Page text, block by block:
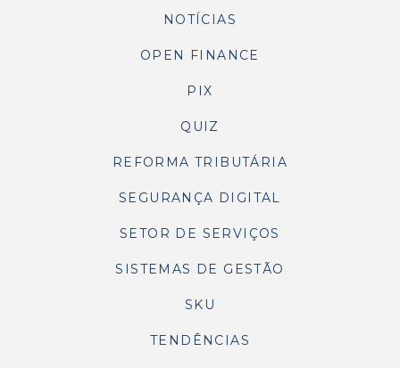
NOTÍCIAS
OPEN FINANCE
PIX
QUIZ
REFORMA TRIBUTÁRIA
SEGURANÇA DIGITAL
SETOR DE SERVIÇOS
SISTEMAS DE GESTÃO
SKU
TENDÊNCIAS